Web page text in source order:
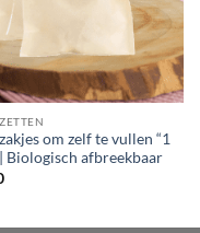
om zelf te vullen “1
Biologisch afbreekbaar